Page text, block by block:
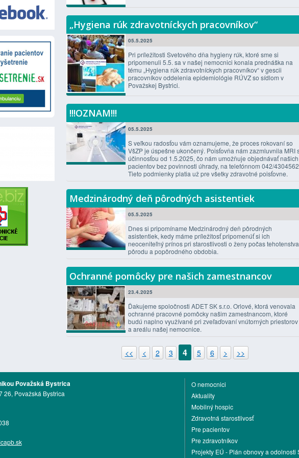
„Hygiena rúk zdravotníckych pracovníkov“
05.5.2025
Pri príležitosti Svetového dňa hygieny rúk, ktoré sme si
pripomenuli 5.5. sa v našej nemocnici konala prednáška na
tému „Hygiena rúk zdravotníckych pracovníkov“ v gescii
pracovníkov oddelenia epidemiológie RÚVZ so sídlom v
Považskej Bystrici.
!!!OZNAM!!!
05.5.2025
S veľkou radosťou vám oznamujeme, že proces rokovaní so
VšZP je úspešne ukončený. Poisťovňa nám zazmluvnila MRI
účinnosťou od 1.5.2025, čo nám umožňuje objednávať našich
pacientov bez povinnosti úhrady, na telefónnom 042/
Tieto podmienky platia už pre všetky zdravotné poisťovne.
Medzinárodný deň pôrodných asistentiek
05.5.2025
Dnes si pripomíname Medzinárodný deň pôrodných
asistentiek, kedy máme príležitosť pripomenúť si ich
neoceniteľný prínos pri starostlivosti o ženy počas
pôrodu a popôrodného obdobia.
Ochranné pomôcky pre našich zamestnancov
23.4.2025
Ďakujeme spoločnosti ADET SK s.r.o. Orlové, ktorá venovala
ochranné pracovné pomôcky našim zamestnancom, ktoré
budú naplno využívané pri zveľaďovaní vnútorných priestorov
a areálu našej nemocnice.
<< < 2 3 4 5 6 > >>
Považská Bystrica
26, Považská Bystrica
O nemocnici
Aktuality
Mobilný hospic
Zdravotná starostlivosť
Pre pacientov
Pre zdravotníkov
Projekty EÚ - Plán obnovy a odolnosti